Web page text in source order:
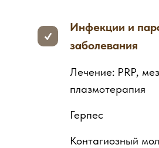
Контагиозный
Герпес
Инфекции и
заболевания
Лечение: PRP,
плазмотерапия